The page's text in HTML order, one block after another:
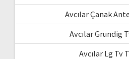
Avcılar Çanak
Avcılar Grundig
Avcılar Lg Tv